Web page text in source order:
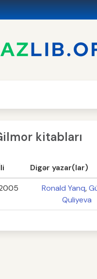
kitabları
Digər yazar(lar)
Ronald Yanq,
Quliyeva